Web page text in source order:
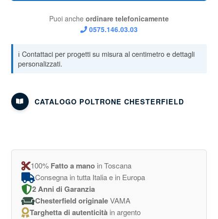
Puoi anche ordinare telefonicamente
0575.146.03.03
CATALOGO POLTRONE CHESTERFIELD
100% Fatto a manoin Toscana
Consegna in tutta Italia e in Europa
2 Anni di Garanzia
Chesterfield originaleVAMA
Targhetta di autenticitàin argento